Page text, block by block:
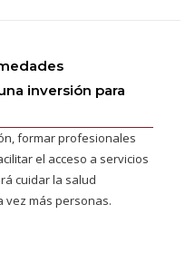
inversión para
formar profesionales
el acceso a servicios
cuidar la salud
vez más personas.